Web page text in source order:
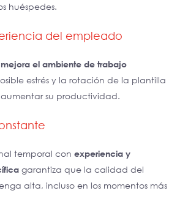
huéspedes.
del empleado
el ambiente de trabajo
estrés y la rotación de la plantilla
su productividad.
temporal con experiencia y
garantiza que la calidad del
alta, incluso en los momentos más